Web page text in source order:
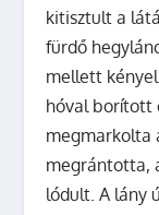
kitisztult a
fürdő
mellett
hóval borított
megmarkolta
megrántotta,
lódult. A lány